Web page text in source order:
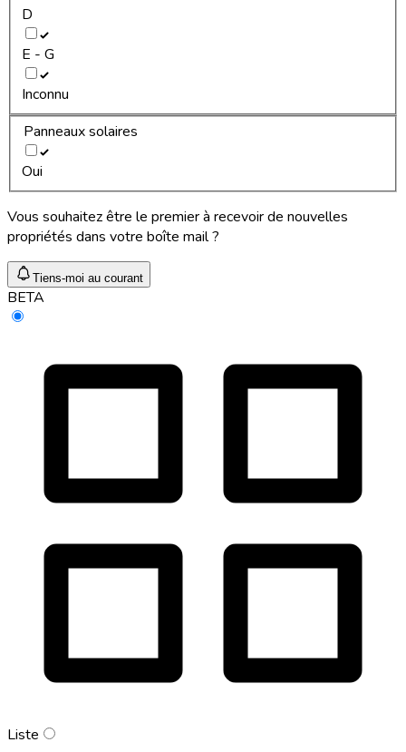
D
E - G
Inconnu
Panneaux solaires
Oui
Vous souhaitez être le premier à recevoir de nouvelles
propriétés dans votre boîte mail ?
Tiens-moi au courant
BETA
Liste